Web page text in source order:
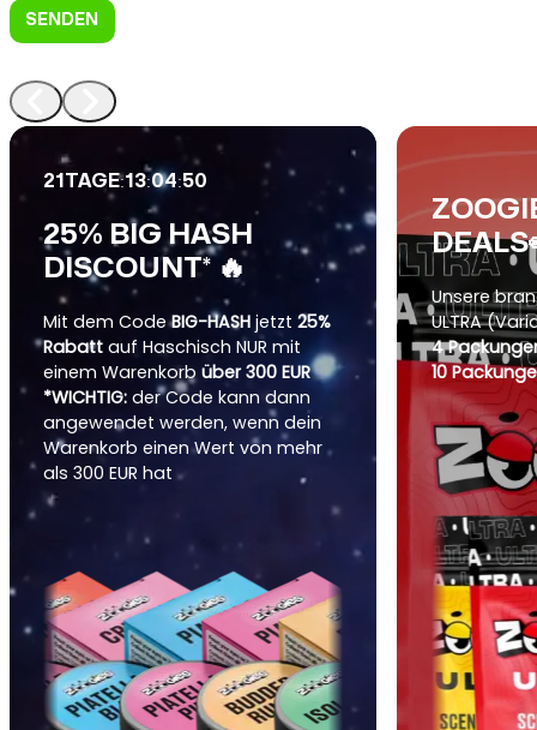
21 TAGE:13:04:48
25% BIG HASH
DISCOUNT* 🔥
Mit dem CodeBIG-HASHjetzt25%
Rabatt auf Haschisch NUR mit
einem Warenkorbüber 300 EUR
*WICHTIG: der Code kann dann
angewendet werden, wenn dein
Warenkorb einen Wert von mehr
als 300 EUR hat
Unsere
ULTRA
4
10